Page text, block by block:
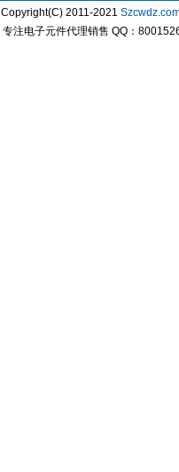
Copyright(C) 2011-2021
专注电子元件代理销售 QQ：